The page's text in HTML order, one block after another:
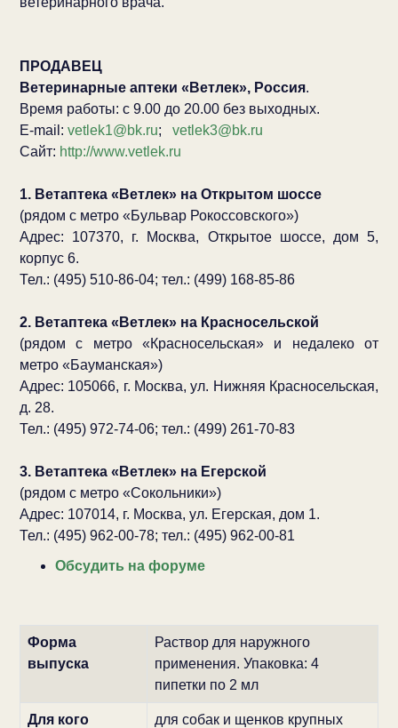
ПРОДАВЕЦ
Ветеринарные аптеки «Ветлек», Россия.
Время работы: с 9.00 до 20.00 без выходных.
E-mail: vetlek1@bk.ru; vetlek3@bk.ru
Сайт: http://www.vetlek.ru
1. Ветаптека «Ветлек» на Открытом шоссе
(рядом с метро «Бульвар Рокоссовского»)
Адрес: 107370, г. Москва, Открытое шоссе, дом 5,
корпус 6.
Тел.: (495) 510-86-04; тел.: (499) 168-85-86
2. Ветаптека «Ветлек» на Красносельской
(рядом с метро «Красносельская» и недалеко от
метро «Бауманская»)
Адрес: 105066, г. Москва, ул. Нижняя Красносельская,
д. 28.
Тел.: (495) 972-74-06; тел.: (499) 261-70-83
3. Ветаптека «Ветлек» на Егерской
(рядом с метро «Сокольники»)
Адрес: 107014, г. Москва, ул. Егерская, дом 1.
Тел.: (495) 962-00-78; тел.: (495) 962-00-81
Обсудить на форуме
Форма
выпуска
Раствор для наружного
применения. Упаковка: 4
пипетки по 2 мл
Для кого
для собак и щенков крупных